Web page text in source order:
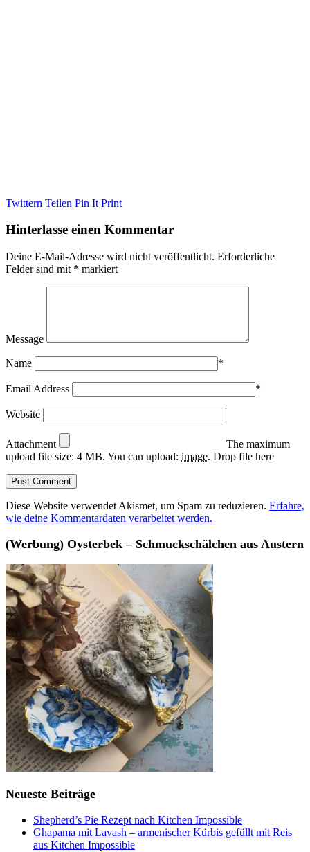
Twittern Teilen Pin It Print
Hinterlasse einen Kommentar
Deine E-Mail-Adresse wird nicht veröffentlicht. Erforderliche
Felder sind mit * markiert
Message
Name *
Email Address *
Website
Attachment
The maximum
upload file size: 4 MB. You can upload: image. Drop file here
Diese Website verwendet Akismet, um Spam zu reduzieren. Erfahre,
wie deine Kommentardaten verarbeitet werden.
(Werbung) Oysterbek – Schmuckschälchen aus Austern
Neueste Beiträge
Shepherd’s Pie Rezept nach Kitchen Impossible
Ghapama mit Lavash – armenischer Kürbis gefüllt mit Reis
aus Kitchen Impossible